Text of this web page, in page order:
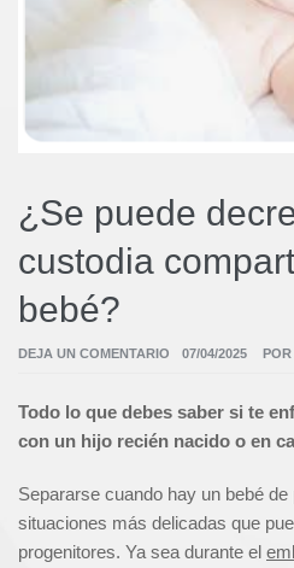
¿Se puede
custodia
bebé?
DEJA UN COMENTARIO 07/04/2025 POR
Todo lo que debes saber si te
con un hijo recién nacido o en
Separarse cuando hay un bebé
situaciones más delicadas que
progenitores. Ya sea durante el